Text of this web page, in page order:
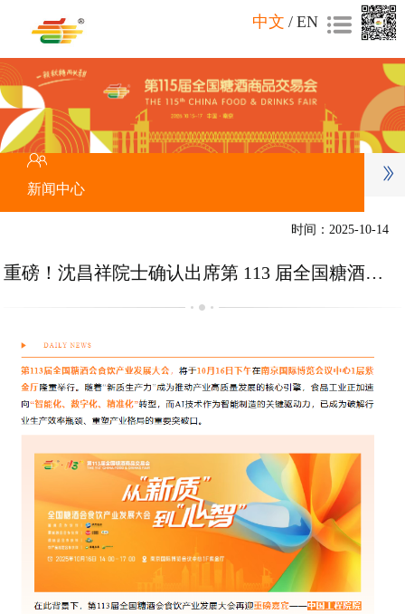
中文 / EN
新闻中心
时间：2025-10-14
重磅！沈昌祥院士确认出席第 113 届全国糖酒会食饮产业发展大会，解码 AI 驱动食品智能制造新未来